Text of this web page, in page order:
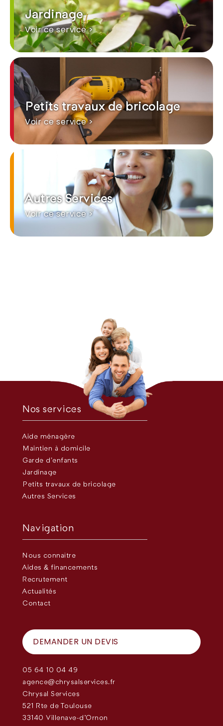
Jardinage
Voir ce service >
Petits travaux de bricolage
Voir ce service >
Autres Services
Voir ce service >
Nos services
Aide ménagère
Maintien à domicile
Garde d’enfants
Jardinage
Petits travaux de bricolage
Autres Services
Navigation
Nous connaître
Aides & financements
Recrutement
Actualités
Contact
DEMANDER UN DEVIS
05 64 10 04 49
agence@chrysalservices.fr
Chrysal Services
521 Rte de Toulouse
33140 Villenave-d'Ornon